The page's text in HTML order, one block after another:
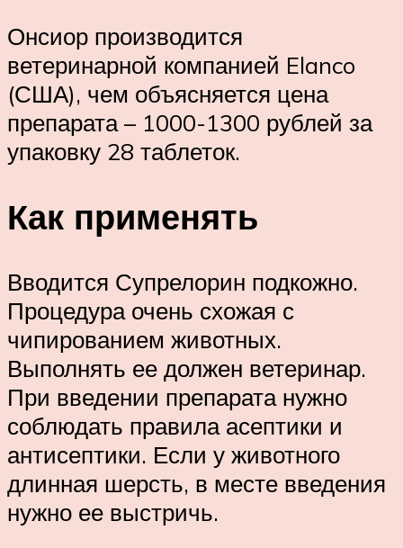
Онсиор производится
ветеринарной компанией Elanco
(США), чем объясняется цена
препарата – 1000-1300 рублей за
упаковку 28 таблеток.
Как применять
Вводится Супрелорин подкожно.
Процедура очень схожая с
чипированием животных.
Выполнять ее должен ветеринар.
При введении препарата нужно
соблюдать правила асептики и
антисептики. Если у животного
длинная шерсть, в месте введения
нужно ее выстричь.